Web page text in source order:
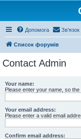
Допомога Зв'язок
Список форумів
Contact Admin
Your name:
Please enter your name, so
Your email address:
Please enter a valid email
Confirm email address: